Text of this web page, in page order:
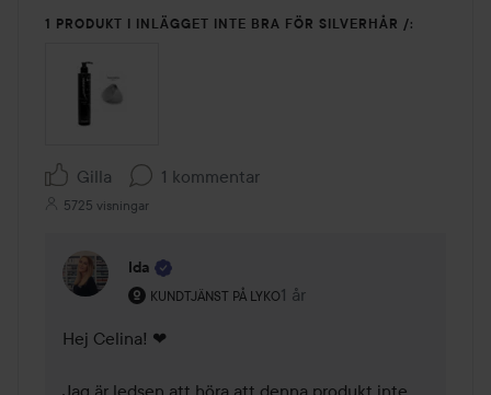
1 PRODUKT I INLÄGGET INTE BRA FÖR SILVERHÅR /:
Gilla 1 kommentar
5725 visningar
Ida
KUNDTJÄNST PÅ LYKO
Användarens roll: Kundtjänst på Lyko.
1 år
Kommentaren lades 1 år
Hej Celina! ❤